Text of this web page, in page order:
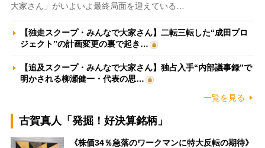
大家さん」がいよいよ最終局面を迎えている…
【独走スクープ・みんなで大家さん】二転三転した“成田プロ
ジェクト”の計画変更の裏で起き…
【追及スクープ・みんなで大家さん】独占入手“内部議事録”で
明かされる柳瀬健一・代表の思…
一覧を見る
古賀真人「発掘！好決算銘柄」
《株価34％急落のワークマンに特大反転の期待》